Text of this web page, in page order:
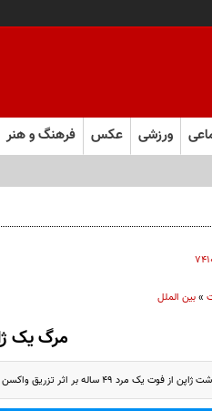
ورزشی عکس فرهنگ و هنر
»بین الملل
مرگ یک
ساله بر اثر تزریق واکسن کرونای آلوده ساخت شرکت آمریکایی مدرنا خبر داد.